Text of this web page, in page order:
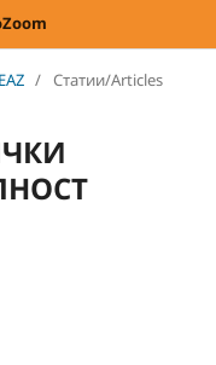
/ Статии/Articles